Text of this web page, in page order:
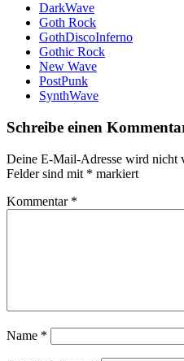
DarkWave
Goth Rock
GothDiscoInferno
Gothic Rock
New Wave
PostPunk
SynthWave
Schreibe einen
Deine E-Mail-Adresse wird nicht
Felder sind mit * markiert
Kommentar *
Name *